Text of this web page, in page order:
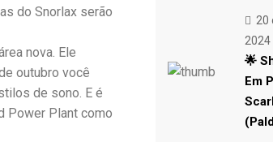
do Snorlax serão
nova. Ele
outubro você
de sono. E é
Power Plant como
20
2024
🌟
Em